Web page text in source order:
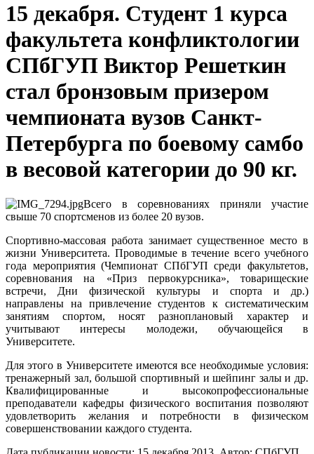
15 декабря. Студент 1 курса
факультета конфликтологии
СПбГУП Виктор Решеткин
стал бронзовым призером
чемпионата вузов Санкт-
Петербурга по боевому самбо
в весовой категории до 90 кг.
Всего в соревнованиях приняли участие
свыше 70 спортсменов из более 20 вузов.
Спортивно-массовая работа занимает существенное место в
жизни Университета. Проводимые в течение всего учебного
года мероприятия (Чемпионат СПбГУП среди факультетов,
соревнования на «Приз первокурсника», товарищеские
встречи, Дни физической культуры и спорта и др.)
направлены на привлечение студентов к систематическим
занятиям спортом, носят разноплановый характер и
учитывают интересы молодежи, обучающейся в
Университете.
Для этого в Университете имеются все необходимые условия:
тренажерный зал, большой спортивный и шейпинг залы и др.
Квалифицированные и высокопрофессиональные
преподаватели кафедры физического воспитания позволяют
удовлетворить желания и потребности в физическом
совершенствовании каждого студента.